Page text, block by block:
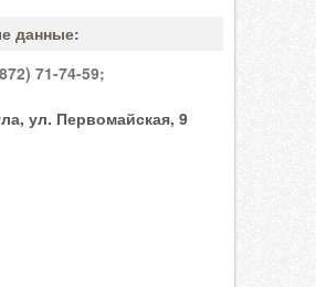
данные:
71-74-59;
ул. Первомайская, 9